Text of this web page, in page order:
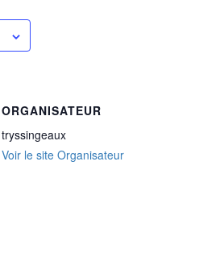
ORGANISATEUR
tryssingeaux
Voir le site Organisateur